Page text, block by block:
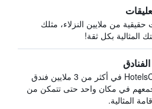
حقيقية من ملايين النزلاء، مثلك
المثالية بكل ثقة!
يبحث HotelsCombined في أكثر من 3 ملايين فندق
في مكان واحد حتى تتمكن من
المثالية.